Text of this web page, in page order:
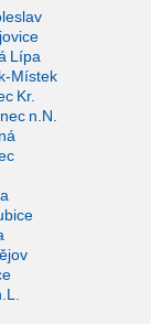
Lípa
Místek
Kr.
n.N.